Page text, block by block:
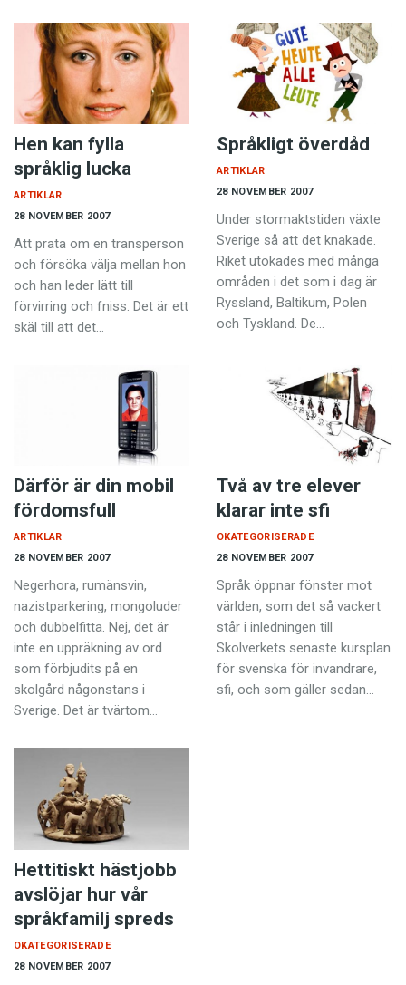
Hen kan fylla
språklig lucka
28 NOVEMBER 2007
ARTIKLAR
Att prata om en transperson
och försöka välja mellan hon
och han leder lätt till
förvirring och fniss. Det är ett
skäl till att det…
Språkligt överdåd
28 NOVEMBER 2007
ARTIKLAR
Under stormaktstiden växte
Sverige så att det knakade.
Riket utökades med många
områden i det som i dag är
Ryssland, Baltikum, Polen
och Tyskland. De…
Därför är din mobil
fördomsfull
28 NOVEMBER 2007
ARTIKLAR
Negerhora, rumänsvin,
nazistparkering, mongo­luder
och dubbelfitta. Nej, det är
inte en uppräkning av ord
som förbjudits på en
skolgård någonstans i
Sverige. Det är tvärtom…
Två av tre elever
klarar inte sfi
28 NOVEMBER 2007
OKATEGORISERADE
Språk öppnar fönster mot
världen, som det så vackert
står i inledningen till
Skolverkets senaste kursplan
för svenska för invandrare,
sfi, och som gäller sedan…
Hettitiskt hästjobb
avslöjar hur vår
språkfamilj spreds
28 NOVEMBER 2007
OKATEGORISERADE